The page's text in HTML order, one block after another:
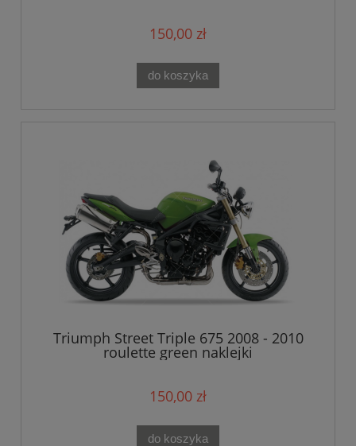
150,00 zł
do koszyka
Triumph Street Triple 675 2008 - 2010
roulette green naklejki
150,00 zł
do koszyka